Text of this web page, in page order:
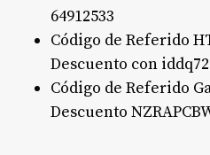
64912533
Código de Referido
Descuento con
Código de Referido
Descuento